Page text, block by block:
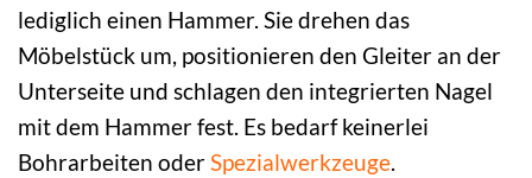
lediglich einen Hammer. Sie drehen das
Möbelstück um, positionieren den Gleiter an der
Unterseite und schlagen den integrierten Nagel
mit dem Hammer fest. Es bedarf keinerlei
Bohrarbeiten oderSpezialwerkzeuge.